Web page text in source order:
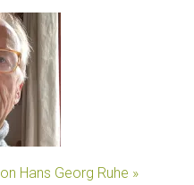
Hans Georg Ruhe »